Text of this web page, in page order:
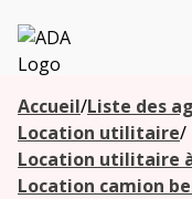
ADA
Accueil/Liste des
Location utilitaire/
Location utilitaire à
Location camion
Les
agences à
proximité